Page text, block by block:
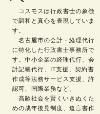
コスモスは行政書士の象徴
で調和と真心を表現していま
す。
名古屋市の会計・経理代行
に特化した行政書士事務所で
す。中小企業の経理代行、会
計記帳代行、IT支援、契約書
作成等法務サービス支援、許
認可、国際業務など。
高齢社会を賢くいきぬくた
めの成年後見制度、遺言書作